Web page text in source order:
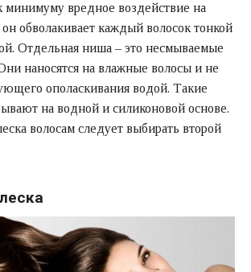
минимуму вредное воздействие на
обволакивает каждый волосок тонкой
Отдельная ниша – это несмываемые
наносятся на влажные волосы и не
ополаскивания водой. Такие
на водной и силиконовой основе.
волосам следует выбирать второй